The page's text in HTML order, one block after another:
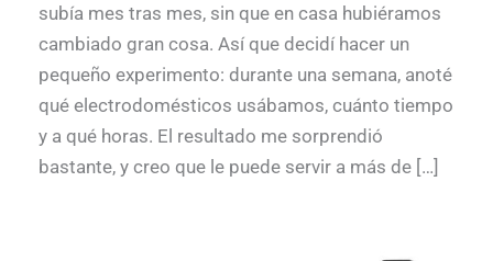
subía mes tras mes, sin que en casa hubiéramos
cambiado gran cosa. Así que decidí hacer un
pequeño experimento: durante una semana, anoté
qué electrodomésticos usábamos, cuánto tiempo
y a qué horas. El resultado me sorprendió
bastante, y creo que le puede servir a más de […]